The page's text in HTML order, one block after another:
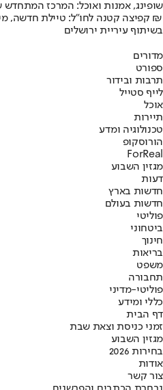
שופינג, אמנות ואוכל: המרכז
קפיצה קטנה לחו"ל: טיילת חדשה, מיצגי אמנות, וכיכרות משופצות בהשקעה של 100 מיליון ₪
בשיתוף עיריית ירושלים
מדורים
ספורט
תרבות ובידור
לייף סטייל
אוכל
תיירות
טכנולוגיה ומדע
הורוסקופ
ForReal
מגזין השבוע
דעות
חדשות בארץ
חדשות בעולם
פוליטי
ביטחוני
חינוך
בריאות
משפט
תחבורה
פוליטי-מדיני
כללי ומידע
דף הבית
זמני כניסת וצאת שבת
מגזין השבוע
בחירות 2026
אודות
צור קשר